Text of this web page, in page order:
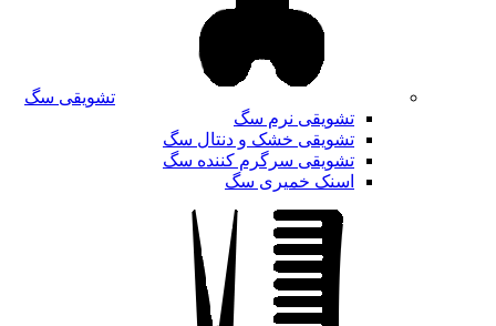
تشویقی سگ
تشویقی نرم سگ
تشویقی خشک و دنتال سگ
تشویقی سرگرم کننده سگ
اسنک خمیری سگ